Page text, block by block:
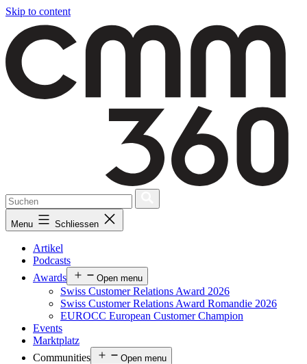
Skip to content
Menu Schliessen
Artikel
Podcasts
Awards
Open menu
Swiss Customer Relations Award 2026
Swiss Customer Relations Award Romandie 2026
EUROCC European Customer Champion
Events
Marktplatz
Communities
Open menu